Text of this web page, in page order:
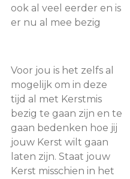
ook al veel eerder en is
er nu al mee bezig
Voor jou is het zelfs al
mogelijk om in deze
tijd al met Kerstmis
bezig te gaan zijn en te
gaan bedenken hoe jij
jouw Kerst wilt gaan
laten zijn. Staat jouw
Kerst misschien in het